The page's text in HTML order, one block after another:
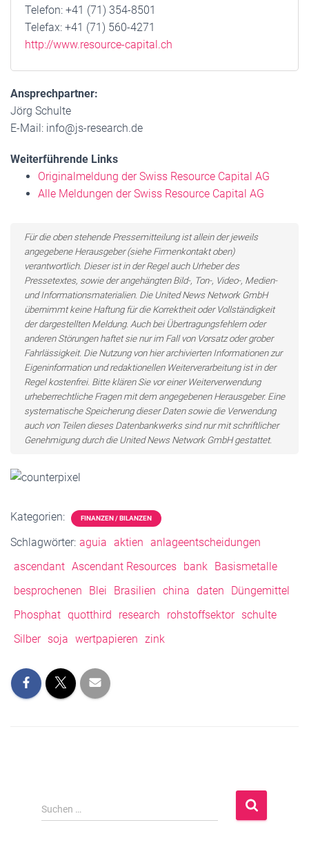
Telefon: +41 (71) 354-8501
Telefax: +41 (71) 560-4271
http://www.resource-capital.ch
Ansprechpartner:
Jörg Schulte
E-Mail: info@js-research.de
Weiterführende Links
Originalmeldung der Swiss Resource Capital AG
Alle Meldungen der Swiss Resource Capital AG
Für die oben stehende Pressemitteilung ist allein der jeweils
angegebene Herausgeber (siehe Firmenkontakt oben)
verantwortlich. Dieser ist in der Regel auch Urheber des
Pressetextes, sowie der angehängten Bild-, Ton-, Video-, Medien-
und Informationsmaterialien. Die United News Network GmbH
übernimmt keine Haftung für die Korrektheit oder Vollständigkeit
der dargestellten Meldung. Auch bei Übertragungsfehlern oder
anderen Störungen haftet sie nur im Fall von Vorsatz oder grober
Fahrlässigkeit. Die Nutzung von hier archivierten Informationen zur
Eigeninformation und redaktionellen Weiterverarbeitung ist in der
Regel kostenfrei. Bitte klären Sie vor einer Weiterverwendung
urheberrechtliche Fragen mit dem angegebenen Herausgeber. Eine
systematische Speicherung dieser Daten sowie die Verwendung
auch von Teilen dieses Datenbankwerks sind nur mit schriftlicher
Genehmigung durch die United News Network GmbH gestattet.
Kategorien: FINANZEN / BILANZEN
Schlagwörter: aguia aktien anlageentscheidungen
ascendant Ascendant Resources bank
Basismetalle
besprochenen
Blei Brasilien china daten
Düngemittel
Phosphat quotthird research rohstoffsektor schulte
Silber soja wertpapieren zink
S
u
Suchen …